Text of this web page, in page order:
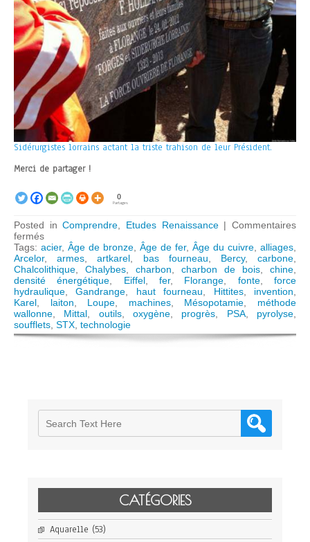
Sidérurgistes lorrains actant la triste trahison de leur Président.
Merci de partager !
0
Partages
Posted inComprendre, Etudes Renaissance|Commentaires
ferméssur
Et
l’Homme
créa
l’acier…
Tags: acier, Âge de bronze, Âge de fer, Âge du cuivre, alliages,
Arcelor,armes,artkarel, bas fourneau, Bercy,carbone,
Chalcolithique, Chalybes, charbon, charbon de bois, chine,
densité énergétique, Eiffel,fer, Florange, fonte,force
hydraulique,Gandrange, haut fourneau, Hittites, invention,
Karel, laiton, Loupe, machines, Mésopotamie, méthode
wallonne, Mittal, outils,oxygène, progrès, PSA, pyrolyse,
soufflets, STX, technologie
CATÉGORIES
Aquarelle (53)